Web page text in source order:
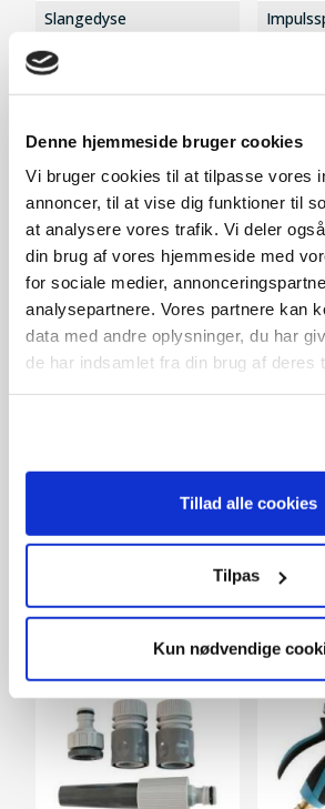
Denne hjemmeside bruger cookies
Vi bruger cookies til at tilpasse vores
annoncer, til at vise dig funktioner til
at analysere vores trafik. Vi deler
din brug af vores hjemmeside med
for sociale medier,
analysepartnere. Vores partnere kan
data med andre oplysninger, du har
de har indsamlet fra din brug af deres
Tillad alle cookies
Tilpas
Kun nødvendige
Slangedyse
3/4"
29,-